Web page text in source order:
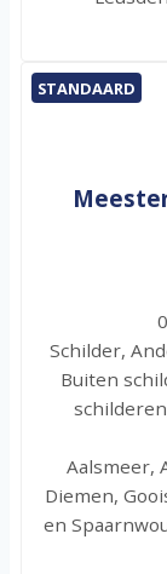
STANDAARD
Schilder,
Buiten
Aalsmeer,
Diemen,
en